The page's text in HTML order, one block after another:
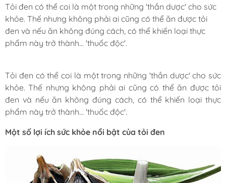
Tỏi đen có thể coi là một trong những 'thần dược' cho sức
khỏe. Thế nhưng không phải ai cũng có thể ăn được tỏi
đen và nếu ăn không đúng cách, có thể khiến loại thực
phẩm này trở thành... 'thuốc độc'.
Tỏi đen có thể coi là một trong những 'thần dược' cho sức
khỏe. Thế nhưng không phải ai cũng có thể ăn được tỏi
đen và nếu ăn không đúng cách, có thể khiến loại thực
phẩm này trở thành... 'thuốc độc'.
Một số lợi ích sức khỏe nổi bật của tỏi đen